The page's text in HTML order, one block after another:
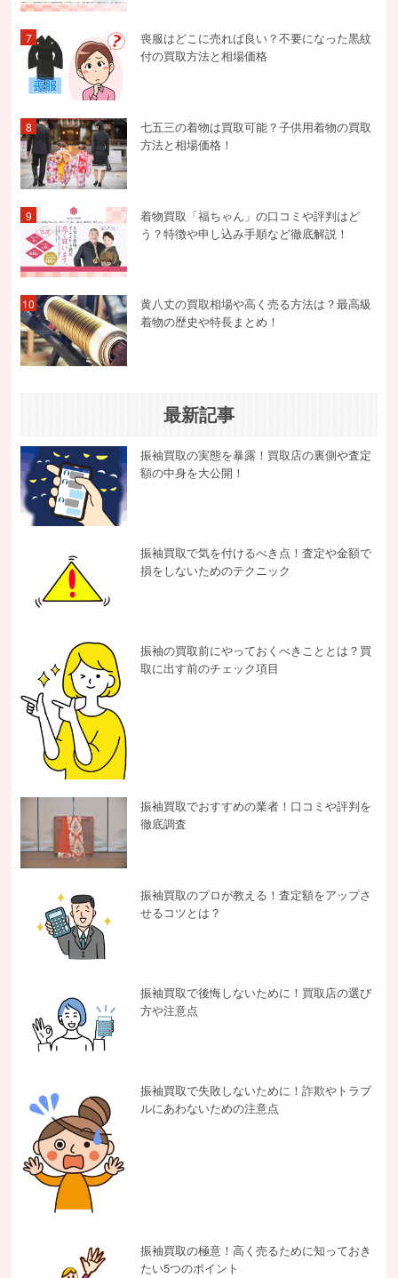
7
喪服はどこに売れば良い？不要になった黒紋
付の買取方法と相場価格
8
七五三の着物は買取可能？子供用着物の買取
方法と相場価格！
9
着物買取「福ちゃん」の口コミや評判はど
う？特徴や申し込み手順など徹底解説！
10
黄八丈の買取相場や高く売る方法は？最高級
着物の歴史や特長まとめ！
最新記事
振袖買取の実態を暴露！買取店の裏側や査定
額の中身を大公開！
振袖買取で気を付けるべき点！査定や金額で
損をしないためのテクニック
振袖の買取前にやっておくべきこととは？買
取に出す前のチェック項目
振袖買取でおすすめの業者！口コミや評判を
徹底調査
振袖買取のプロが教える！査定額をアップさ
せるコツとは？
振袖買取で後悔しないために！買取店の選び
方や注意点
振袖買取で失敗しないために！詐欺やトラブ
ルにあわないための注意点
振袖買取の極意！高く売るために知っておき
たい5つのポイント